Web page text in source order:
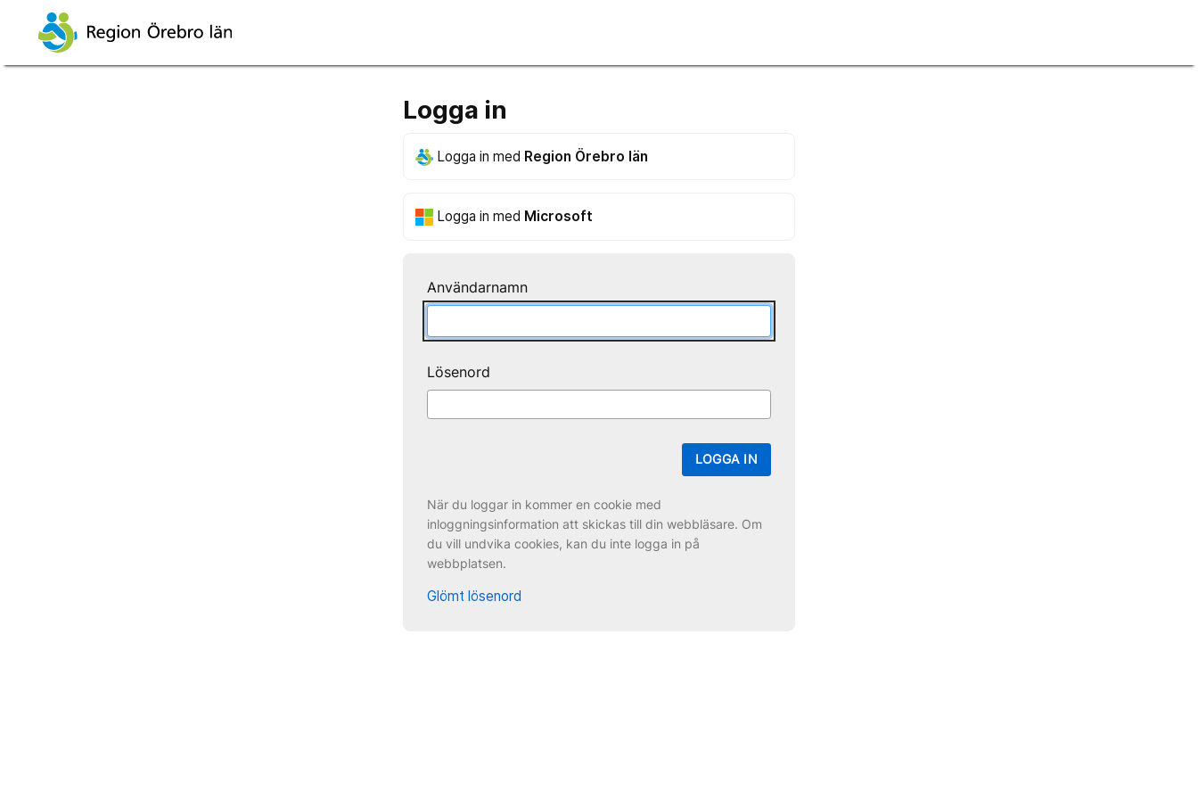
Logga in
Logga in med Region Örebro län
Logga in med Microsoft
Användarnamn
Lösenord
LOGGA IN
När du loggar in kommer en cookie med
inloggningsinformation att skickas till din webbläsare. Om
du vill undvika cookies, kan du inte logga in på
webbplatsen.
Glömt lösenord